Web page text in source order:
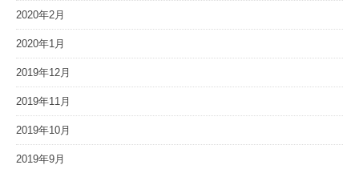
2020年2月
2020年1月
2019年12月
2019年11月
2019年10月
2019年9月